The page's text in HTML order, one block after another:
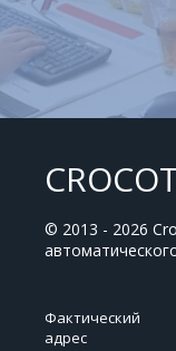
© 2013 - 2026
Фактический
адрес